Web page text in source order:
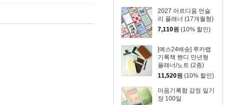
2027 아르디움 먼슬
리 플래너 (17개월형)
7,110원 (10% 할인)
[예스24배송] 루카랩
기록책 핸디 만년형
플래너/노트 (2종)
11,520원 (10% 할인)
마음기록함 감정 일기
장 100일